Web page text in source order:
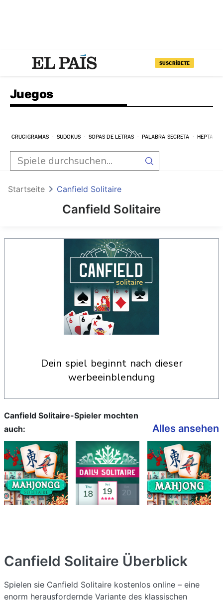
SUSCRÍBETE
Juegos
CRUCIGRAMAS SUDOKUS SOPAS DE LETRAS PALABRA SECRETA
Canfield Solitaire
Startseite Canfield Solitaire
dein spiel beginnt nach dieser
werbeeinblendung
Canfield Solitaire-Spieler mochten
auch:
Alles ansehen
Canfield Solitaire Überblick
Spielen sie Canfield Solitaire kostenlos online – eine
enorm herausfordernde Variante des klassischen